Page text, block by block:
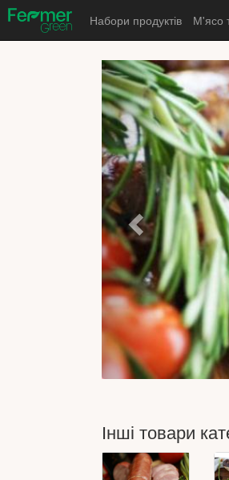
Набори продуктів М'ясо
Інші товари